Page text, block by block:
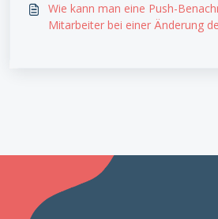
Wie kann man eine Push-
Mitarbeiter bei einer Änderung